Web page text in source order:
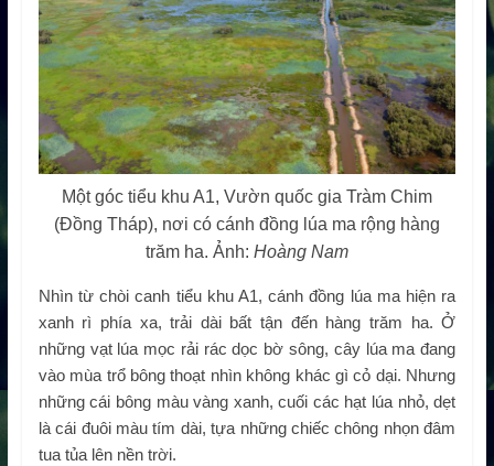
Một góc tiểu khu A1, Vườn quốc gia Tràm Chim
(Đồng Tháp), nơi có cánh đồng lúa ma rộng hàng
trăm ha. Ảnh: Hoàng Nam
Nhìn từ chòi canh tiểu khu A1, cánh đồng lúa ma hiện ra
xanh rì phía xa, trải dài bất tận đến hàng trăm ha. Ở
những vạt lúa mọc rải rác dọc bờ sông, cây lúa ma đang
vào mùa trổ bông thoạt nhìn không khác gì cỏ dại. Nhưng
những cái bông màu vàng xanh, cuối các hạt lúa nhỏ, dẹt
là cái đuôi màu tím dài, tựa những chiếc chông nhọn đâm
tua tủa lên nền trời.